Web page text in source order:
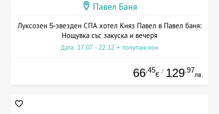
Павел Баня
Луксозен 5-звезден СПА хотел Княз Павел в Павел баня:
Нощувка със закуска и вечеря
Дата: 17.07 - 22.12 + полупансион
66.45
€ / 129.97
лв.